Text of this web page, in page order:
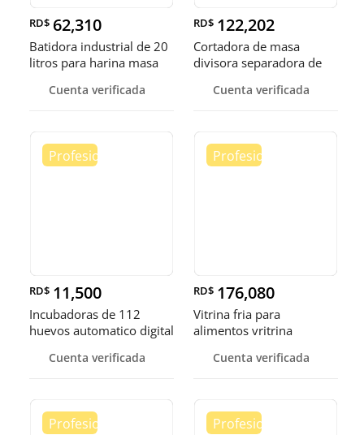
RD$ 62,310
Batidora industrial de 20
litros para harina masa
Cuenta verificada
RD$ 122,202
Cortadora de masa
divisora separadora de
Cuenta verificada
RD$ 11,500
Incubadoras de 112
huevos automatico digital
Cuenta verificada
RD$ 176,080
Vitrina fria para
alimentos vritrina
Cuenta verificada